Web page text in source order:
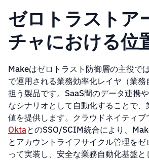
ゼロトラストア
チャにおける位
Makeはゼロトラスト防御層の主役で
で運用される業務効率化レイヤ（業
担う製品です。SaaS間のデータ連携
なシナリオとして自動化することで
値を提供します。クラウドネイティ
OktaとのSSO/SCIM統合により、
とアカウントライフサイクル管理を
って実装し、安全な業務自動化基盤と